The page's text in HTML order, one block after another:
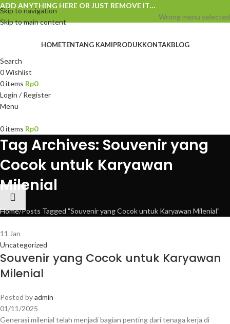
Skip to navigation
Skip to main content
ADD ANYTHING HERE OR JUST REMOVE IT…
Wrong menu selected
HOMETENTANG KAMIPRODUKKONTAKBLOG
Search
0Wishlist
0items Rp0
Login / Register
Menu
0items Rp0
Tag Archives: Souvenir yang
Cocok untuk Karyawan
Milenial
Home Posts Tagged "Souvenir yang Cocok untuk Karyawan Milenial"
11 Jan
Uncategorized
Souvenir yang Cocok untuk Karyawan
Milenial
Posted byadmin
01/11/2025
Generasi milenial telah menjadi bagian penting dari tenaga kerja di